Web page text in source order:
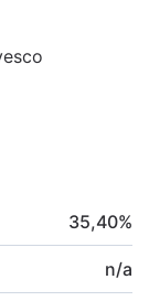
35,40%
n/a